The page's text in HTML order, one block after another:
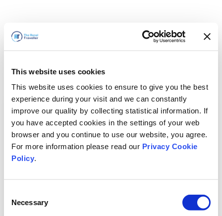
This website uses cookies
This website uses cookies to ensure to give you the best
experience during your visit and we can constantly
improve our quality by collecting statistical information. If
you have accepted cookies in the settings of your web
browser and you continue to use our website, you agree.
For more information please read our Privacy Cookie
Policy.
Selection
Necessary